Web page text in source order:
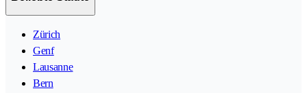
Zürich
Genf
Lausanne
Bern